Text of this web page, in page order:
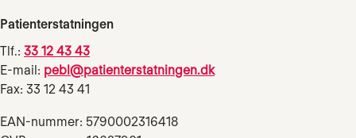
Patienterstatningen
Tlf.: 33 12 43 43
E-mail: pebl@patienterstatningen.dk
Fax: 33 12 43 41
EAN-nummer: 5790002316418